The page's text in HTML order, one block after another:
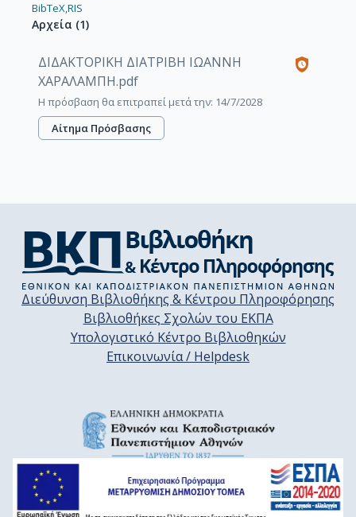
BibTeX,RIS
Αρχεία (1)
ΔΙΔΑΚΤΟΡΙΚΗ ΔΙΑΤΡΙΒΗ ΙΩΑΝΝΗ
ΧΑΡΑΛΑΜΠΗ.pdf
Η πρόσβαση θα επιτραπεί μετά την: 14/7/2028
Αίτημα Πρόσβασης
Διεύθυνση Βιβλιοθήκης & Κέντρου Πληροφόρησης
Βιβλιοθήκες Σχολών του ΕΚΠΑ
Υπολογιστικό Κέντρο Βιβλιοθηκών
Επικοινωνία / Helpdesk